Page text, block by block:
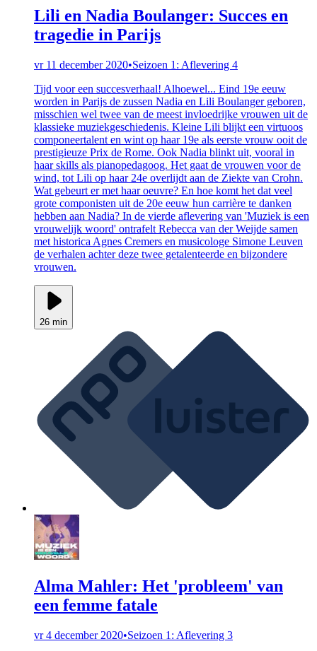
Lili en Nadia Boulanger: Succes en
tragedie in Parijs
vr 11 december 2020•Seizoen 1: Aflevering 4
Tijd voor een succesverhaal! Alhoewel... Eind 19e eeuw
worden in Parijs de zussen Nadia en Lili Boulanger geboren,
misschien wel twee van de meest invloedrijke vrouwen uit de
klassieke muziekgeschiedenis. Kleine Lili blijkt een virtuoos
componeertalent en wint op haar 19e als eerste vrouw ooit de
prestigieuze Prix de Rome. Ook Nadia blinkt uit, vooral in
haar skills als pianopedagoog. Het gaat de vrouwen voor de
wind, tot Lili op haar 24e overlijdt aan de Ziekte van Crohn.
Wat gebeurt er met haar oeuvre? En hoe komt het dat veel
grote componisten uit de 20e eeuw hun carrière te danken
hebben aan Nadia? In de vierde aflevering van 'Muziek is een
vrouwelijk woord' ontrafelt Rebecca van der Weijde samen
met historica Agnes Cremers en musicologe Simone Leuven
de verhalen achter deze twee getalenteerde en bijzondere
vrouwen.
26 min
Alma Mahler: Het 'probleem' van
een femme fatale
vr 4 december 2020•Seizoen 1: Aflevering 3